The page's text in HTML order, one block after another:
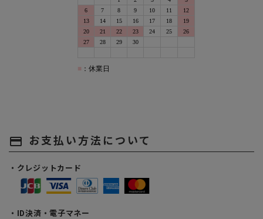
payment お支払い方法について
・クレジットカード
・ID決済・電子マネー